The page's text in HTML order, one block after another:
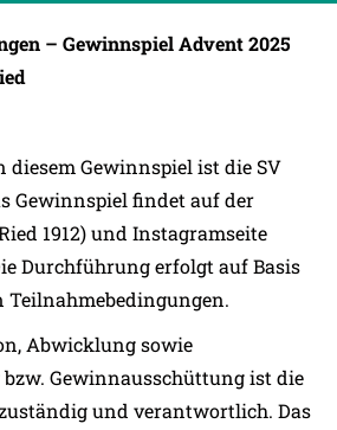
– Gewinnspiel Advent 2025
diesem Gewinnspiel ist die SV
Gewinnspiel findet auf der
1912) und Instagramseite
Durchführung erfolgt auf Basis
Teilnahmebedingungen.
Abwicklung sowie
Gewinnausschüttung ist die
und verantwortlich. Das